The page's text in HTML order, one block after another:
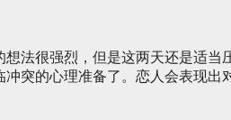
想法很强烈，但是这两天还是适当
突的心理准备了。恋人会表现出